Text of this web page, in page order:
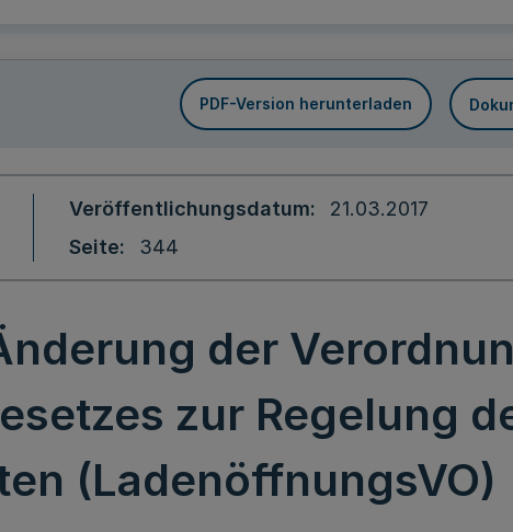
PDF-Version herunterladen
Veröffentlichungsdatum
21.03.2017
Seite
344
der
zur Regelung
(LadenöffnungsVO)